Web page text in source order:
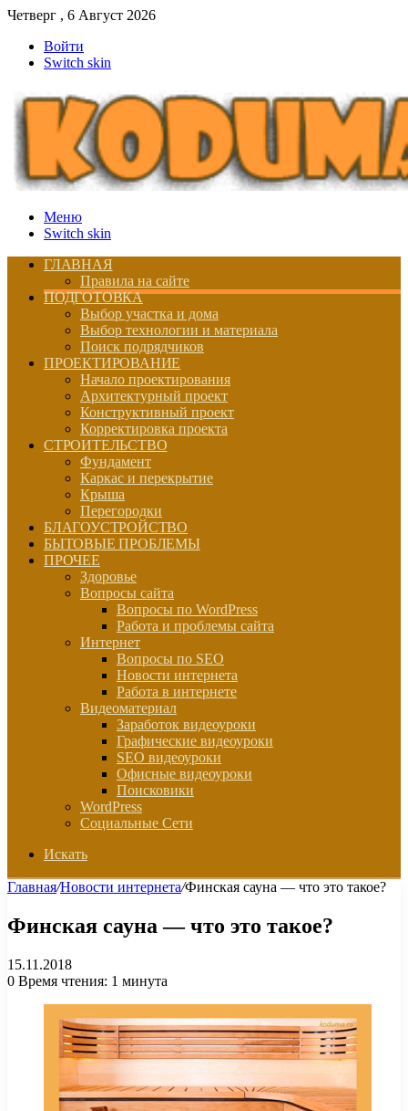
Четверг , 6 Август 2026
Войти
Switch skin
Меню
Switch skin
ГЛАВНАЯ
Правила на сайте
ПОДГОТОВКА
Выбор участка и дома
Выбор технологии и материала
Поиск подрядчиков
ПРОЕКТИРОВАНИЕ
Начало проектирования
Архитектурный проект
Конструктивный проект
Корректировка проекта
СТРОИТЕЛЬСТВО
Фундамент
Каркас и перекрытие
Крыша
Перегородки
БЛАГОУСТРОЙСТВО
БЫТОВЫЕ ПРОБЛЕМЫ
ПРОЧЕЕ
Здоровье
Вопросы сайта
Вопросы по WordPress
Работа и проблемы сайта
Интернет
Вопросы по SEO
Новости интернета
Работа в интернете
Видеоматериал
Заработок видеоуроки
Графические видеоуроки
SEO видеоуроки
Офисные видеоуроки
Поисковики
WordPress
Социальные Сети
Искать
Главная/Новости интернета/Финская сауна — что это такое?
Финская сауна — что это такое?
15.11.2018
0 Время чтения: 1 минута